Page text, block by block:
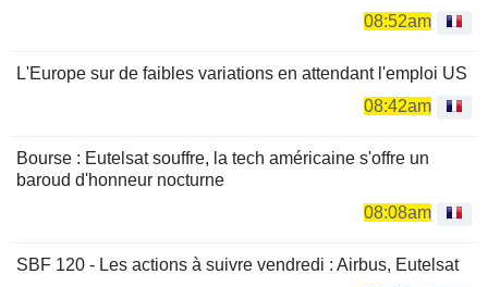
08:52am
L'Europe sur de faibles variations en attendant l'emploi US
08:42am
Bourse : Eutelsat souffre, la tech américaine s'offre un
baroud d'honneur nocturne
08:08am
SBF 120 - Les actions à suivre vendredi : Airbus, Eutelsat